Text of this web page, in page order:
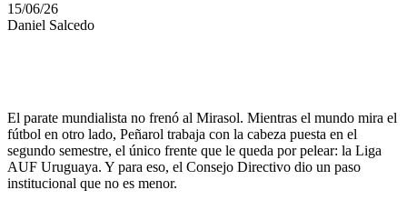
15/06/26
Daniel Salcedo
El parate mundialista no frenó al Mirasol. Mientras el mundo mira el
fútbol en otro lado, Peñarol trabaja con la cabeza puesta en el
segundo semestre, el único frente que le queda por pelear: la Liga
AUF Uruguaya. Y para eso, el Consejo Directivo dio un paso
institucional que no es menor.